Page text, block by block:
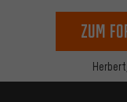
Herbert,
zum